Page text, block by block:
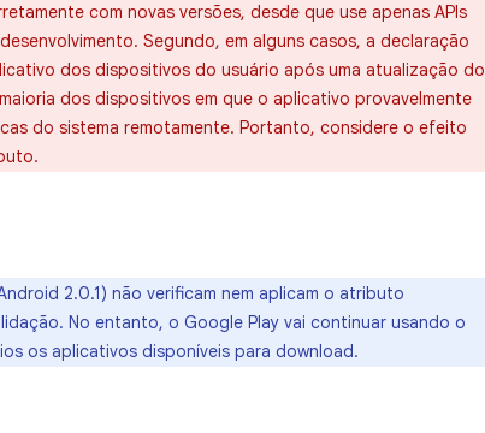
com novas versões, desde que use apenas APIs
Segundo, em alguns casos, a declaração
dos dispositivos do usuário após uma atualização do
dos dispositivos em que o aplicativo provavelmente
do sistema remotamente. Portanto, considere o efeito
2.0.1) não verificam nem aplicam o atributo
No entanto, o Google Play vai continuar usando o
os aplicativos disponíveis para download.